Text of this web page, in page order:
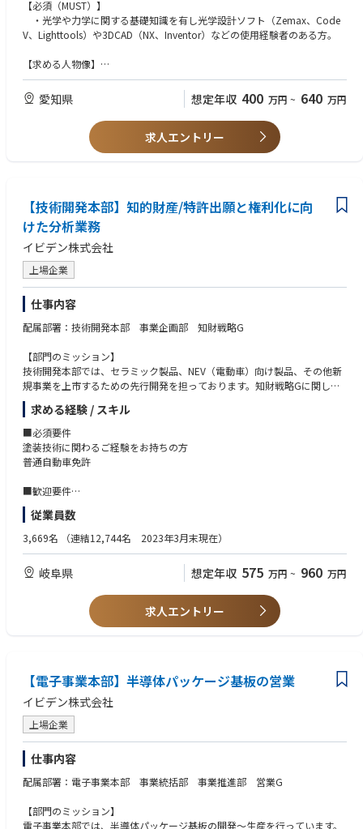
■顧客と連携し、顧客の要望を設計仕様へと落とし込む
■社内の各部門と連携し、仕様やコスト、品質などを調整する
■各種シミュレーションや設計図の作成、製造現場に赴き、試作品の作
成、テストや解析、改善などを行う
【必須（MUST）】
・光学や力学に関する基礎知識を有し光学設計ソフト（Zemax、Code
V、Lighttools）や3DCAD（NX、Inventor）などの使用経験者のある方。
【求める人物像】
・論理的思考や発想力を有する方
・情報や意見を効果的に伝えることができ、 チームで協力して仕事に取り
組める方
・主体的に仕事に取り組める姿勢を有す
採用者に対して、以下のようなサポートを行っています。
・入社後の研修やOJTを通して、光学/機構設計者としてのスキルや知識を
身につけることができます。
・メンターや先輩社員からのフォローやアドバイスを受けることができま
・職務経験や能力に応じて、適切な評価や報酬を行っています。
・光学/機構設計者としての専門性を高めるための研修や資格取得の支援
も行っています。
愛知県 想定年収 400 万円 ~ 640 万円
求人エントリー
【技術開発本部】知的財産/特許出願と権利化に向
けた分析業務
イビデン株式会社
上場企業
仕事内容
配属部署：技術開発本部 事業企画部 知財戦略G
【部門のミッション】
技術開発本部では、セラミック製品、NEV（電動車）向け製品、その他新
規事業を上市するための先行開発を担っております。知財戦略Gに関して
は、全社の知的財産業務を担っており、知的財産を最大限に活用し、イビ
デンの持続的な成長に貢献することをミッションとしております。
【業務内容】
電子事業に関する知的財産業務をご担当いただきます。
・自社・他社の特許の可視化（PPF(パテントポートフォリオ) ,リスク,競
・事業を優位に進めるためのPPFの構築
・他社の権利を侵害しないパテントクリアランスの実施
※原則、在宅勤務なく、出社して業務を行っています
【業務の魅力】
パッケージ製品の知財業務に携われます。発明者や特許事務所と密に連携
し事業に直結する価値の高い特許の取得を行います。知財を武器に競争に
求める経験 / スキル
■必須要件
塗装技術に関わるご経験をお持ちの方
普通自動車免許
■歓迎要件
IATFの知見
従業員数
3,669名 （連結12,744名 2023年3月末現在）
岐阜県 想定年収 575 万円 ~ 960 万円
求人エントリー
【電子事業本部】半導体パッケージ基板の営業
イビデン株式会社
上場企業
仕事内容
配属部署：電子事業本部 事業統括部 事業推進部 営業G
【部門のミッション】
電子事業本部では、半導体パッケージ基板の開発～生産を行っています。